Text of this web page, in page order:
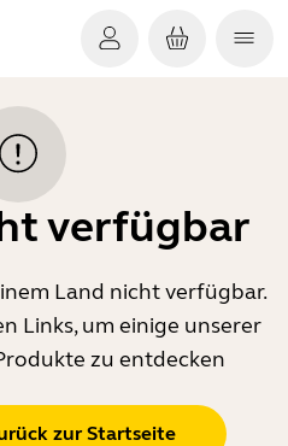
verfügbar
Land nicht verfügbar.
Links, um einige unserer
zu entdecken
zur Startseite